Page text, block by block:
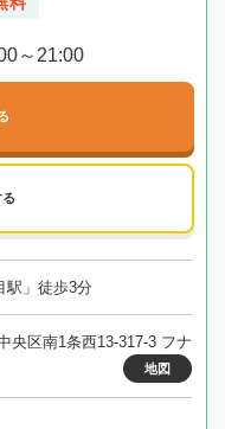
～21:00
駅」徒歩3分
央区南1条西13-317-3 フナ
地図